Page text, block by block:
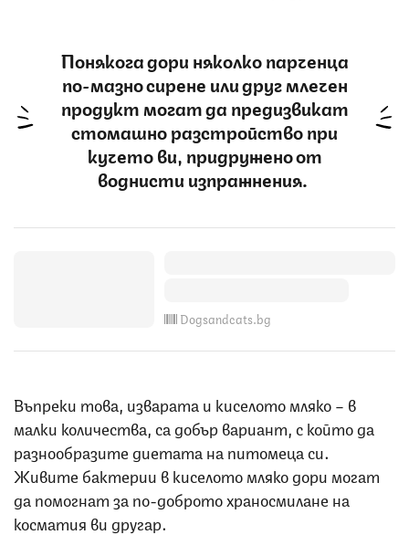
Понякога дори няколко парченца
по-мазно сирене или друг млечен
продукт могат да предизвикат
стомашно разстройство при
кучето ви, придружено от
воднисти изпражнения.
Dogsandcats.bg
Въпреки това, изварата и киселото мляко – в
малки количества, са добър вариант, с който да
разнообразите диетата на питомеца си.
Живите бактерии в киселото мляко дори могат
да помогнат за по-доброто храносмилане на
косматия ви другар.